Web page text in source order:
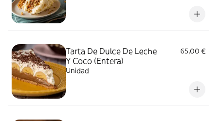
Tarta De Dulce De Leche
Y Coco (Entera)
65,00 €
Unidad